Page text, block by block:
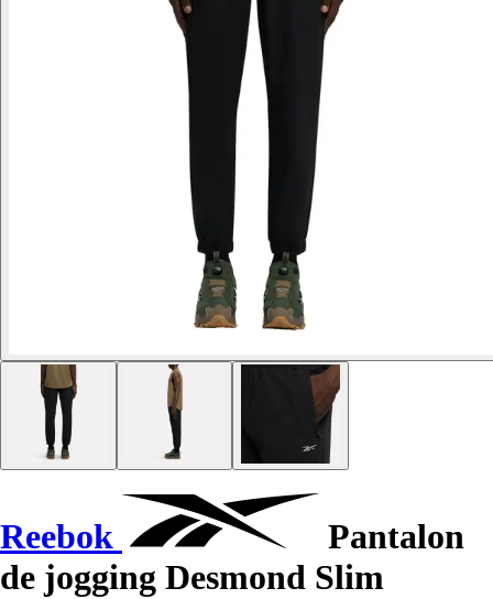
Reebok
Pantalon
de jogging Desmond Slim